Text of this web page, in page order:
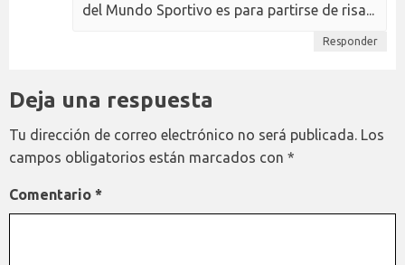
del Mundo Sportivo es para partirse de risa...
Responder
Deja una respuesta
Tu dirección de correo electrónico no será publicada. Los
campos obligatorios están marcados con *
Comentario *